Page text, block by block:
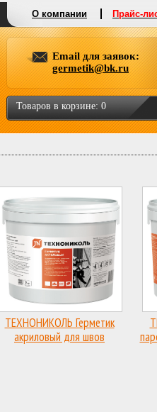
ТЕХНОНИКОЛЬ Герметик
акриловый для швов
О компании Прайс-
Email для заявок:
germetik@bk.ru
Товаров в корзине: 0